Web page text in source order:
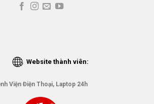
Website thành viên:
Viện Điện Thoại, Laptop 24h